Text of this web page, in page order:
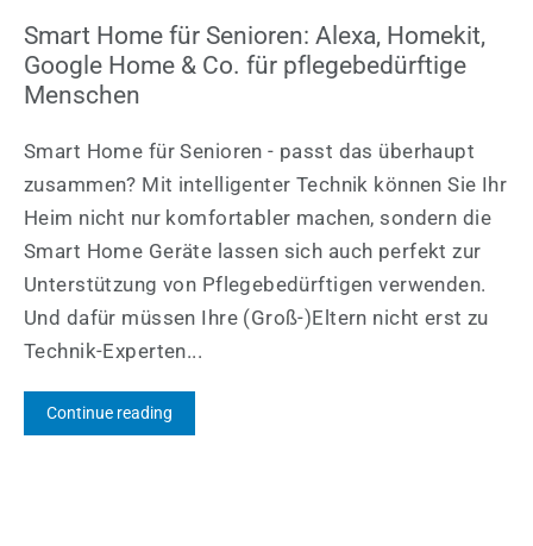
Smart Home für Senioren: Alexa, Homekit,
Google Home & Co. für pflegebedürftige
Menschen
Smart Home für Senioren - passt das überhaupt
zusammen? Mit intelligenter Technik können Sie Ihr
Heim nicht nur komfortabler machen, sondern die
Smart Home Geräte lassen sich auch perfekt zur
Unterstützung von Pflegebedürftigen verwenden.
Und dafür müssen Ihre (Groß-)Eltern nicht erst zu
Technik-Experten...
Continue reading